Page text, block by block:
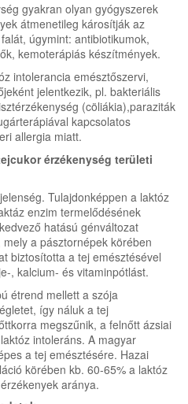
gyakran olyan gyógyszerek
átmenetileg károsítják az
úgymint: antibiotikumok,
kemoterápiás készítmények.
intolerancia emésztőszervi,
jelentkezik, pl. bakteriális
(cöliákia),paraziták
kapcsolatos
allergia miatt.
érzékenység területi
Tulajdonképpen a laktóz
enzim termelődésének
hatású génváltozat
a pásztornépek körében
biztosította a tej emésztésével
, kalcium- és vitaminpótlást.
étrend mellett a szója
így náluk a tej
megszűnik, a felnőtt ázsiai
intoleráns. A magyar
a tej emésztésére. Hazai
körében kb. 60-65% a laktóz
aránya.